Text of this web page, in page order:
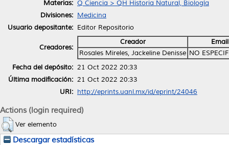
Materias: Q Ciencia > QH Historia Natural, Biología
Divisiones: Medicina
Usuario depositante: Editor Repositorio
Creadores:
Creador
Email
Rosales Mireles, Jackeline Denisse NO
Fecha del depósito: 21 Oct 2022 20:33
Última modificación: 21 Oct 2022 20:33
URI: http://eprints.uanl.mx/id/eprint/24046
Actions (login required)
Ver elemento
Descargar estadísticas